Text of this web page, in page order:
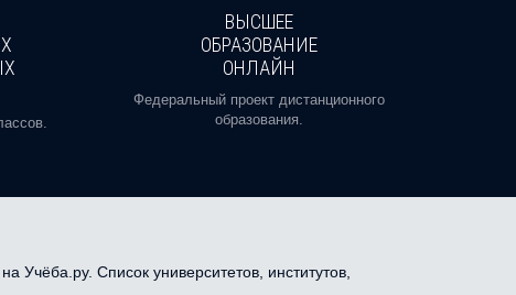
ВЫСШЕЕ
ОБРАЗОВАНИЕ
ОНЛАЙН
Федеральный проект дистанционного
образования.
Учёба.ру. Список университетов, институтов,